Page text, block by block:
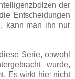
der
Entscheidungen
kann man ihn nur
Serie, obwohl
wurde,
Es wirkt hier nicht